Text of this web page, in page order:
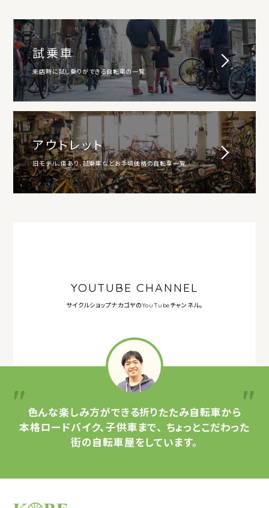
試乗車
来店時に試し乗りができる自転車の一覧
アウトレット
旧モデル、傷あり、試乗車などお手頃価格の自転車一覧
YOUTUBE CHANNEL
サイクルショップナカゴヤのYouTubeチャンネル。
色んな楽しみ方ができる折りたたみ自転車から
本格ロードバイク、子供車まで、 ちょっとこだわった
街の自転車屋をしています。